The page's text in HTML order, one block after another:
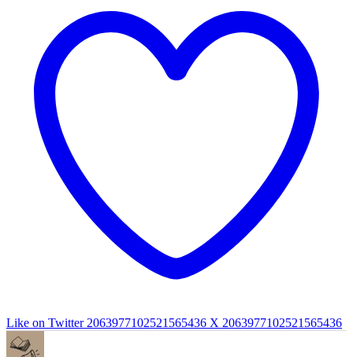
Like on Twitter 2063977102521565436 X 2063977102521565436